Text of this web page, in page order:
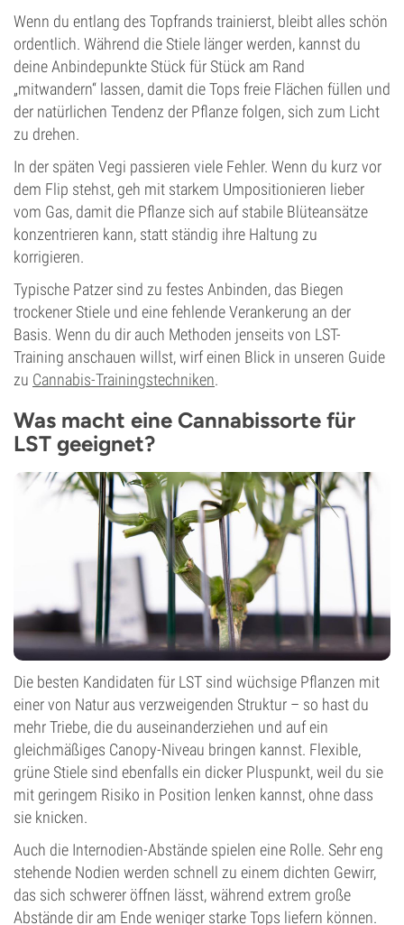
Wenn du entlang des Topfrands trainierst, bleibt alles schön
ordentlich. Während die Stiele länger werden, kannst du
deine Anbindepunkte Stück für Stück am Rand
„mitwandern“ lassen, damit die Tops freie Flächen füllen und
der natürlichen Tendenz der Pflanze folgen, sich zum Licht
zu drehen.
In der späten Vegi passieren viele Fehler. Wenn du kurz vor
dem Flip stehst, geh mit starkem Umpositionieren lieber
vom Gas, damit die Pflanze sich auf stabile Blüteansätze
konzentrieren kann, statt ständig ihre Haltung zu
korrigieren.
Typische Patzer sind zu festes Anbinden, das Biegen
trockener Stiele und eine fehlende Verankerung an der
Basis. Wenn du dir auch Methoden jenseits von LST-
Training anschauen willst, wirf einen Blick in unseren Guide
zu Cannabis-Trainingstechniken.
Was macht eine Cannabissorte für
LST geeignet?
Die besten Kandidaten für LST sind wüchsige Pflanzen mit
einer von Natur aus verzweigenden Struktur – so hast du
mehr Triebe, die du auseinanderziehen und auf ein
gleichmäßiges Canopy-Niveau bringen kannst. Flexible,
grüne Stiele sind ebenfalls ein dicker Pluspunkt, weil du sie
mit geringem Risiko in Position lenken kannst, ohne dass
sie knicken.
Auch die Internodien-Abstände spielen eine Rolle. Sehr eng
stehende Nodien werden schnell zu einem dichten Gewirr,
das sich schwerer öffnen lässt, während extrem große
Abstände dir am Ende weniger starke Tops liefern können.